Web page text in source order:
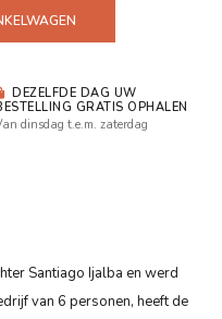
DEZELFDE DAG UW
GRATIS OPHALEN
dinsdag t.e.m. zaterdag
Santiago Ijalba en werd
van 6 personen, heeft de